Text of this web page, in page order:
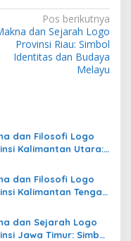
Pos berikutnya
dan Sejarah Logo
Provinsi Riau: Simbol
Identitas dan Budaya
Melayu
dan Filosofi Logo
Kalimantan Utara:
Daerah
dan Filosofi Logo
Kalimantan Tengah
dan Sejarah Logo
Jawa Timur: Simbol